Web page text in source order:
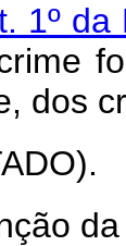
1º
dos